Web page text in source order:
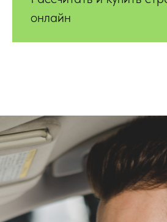
онлайн